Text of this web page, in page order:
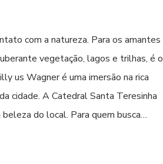
com a natureza. Para os amantes
vegetação, lagos e trilhas, é o
us Wagner é uma imersão na rica
cidade. A Catedral Santa Teresinha
do local. Para quem busca